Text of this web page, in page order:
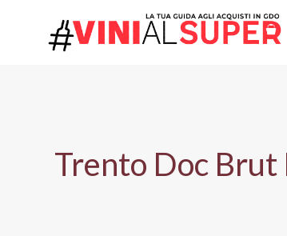
contenuto
Trento Doc